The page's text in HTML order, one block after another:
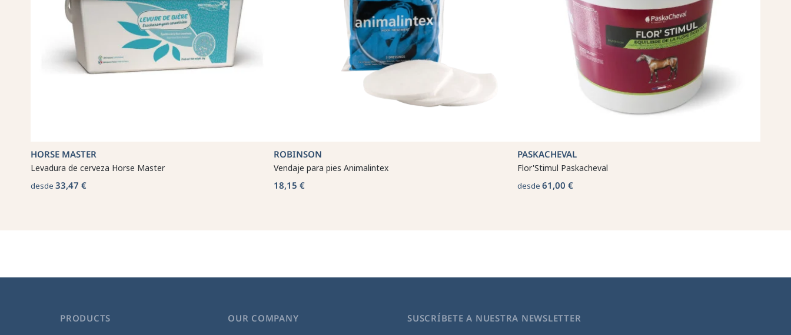
HORSE MASTER
Levadura de cerveza Horse Master
desde33,47 €
ROBINSON
Vendaje para pies Animalintex
18,15 €
PASKACHEVAL
Flor'Stimul Paskacheval
desde 61,00 €
PRODUCTS OUR COMPANY SUSCRÍBETE A NUESTRA NEWSLETTER